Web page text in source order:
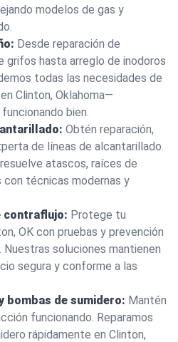
modelos de gas y
Desde reparación de
grifos hasta arreglo de inodoros
todas las necesidades de
Clinton, Oklahoma—
bien.
Obtén reparación,
de líneas de alcantarillado.
atascos, raíces de
con técnicas modernas y
contraflujo: Protege tu
OK con pruebas y prevención
soluciones mantienen
segura y conforme a las
bombas de sumidero: Mantén
funcionando. Reparamos
rápidamente en Clinton,